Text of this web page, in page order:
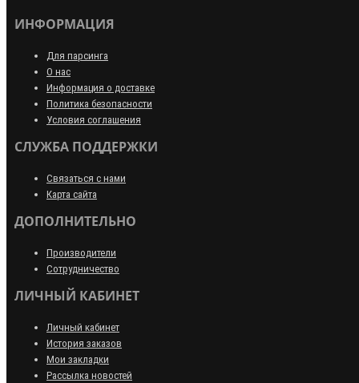
ИНФОРМАЦИЯ
Для парсинга
О нас
Информация о доставке
Политика безопасности
Условия соглашения
СЛУЖБА ПОДДЕРЖКИ
Связаться с нами
Карта сайта
ДОПОЛНИТЕЛЬНО
Производители
Сотрудничество
ЛИЧНЫЙ КАБИНЕТ
Личный кабинет
История заказов
Мои закладки
Рассылка новостей